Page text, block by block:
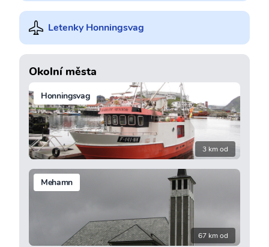
Letenky Honningsvag
Okolní města
Honningsvag
3 km od
Mehamn
67 km od